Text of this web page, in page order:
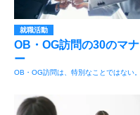
就職活動
OB・OG訪問の30のマナ
ー
OB・OG訪問は、特別なことではない。